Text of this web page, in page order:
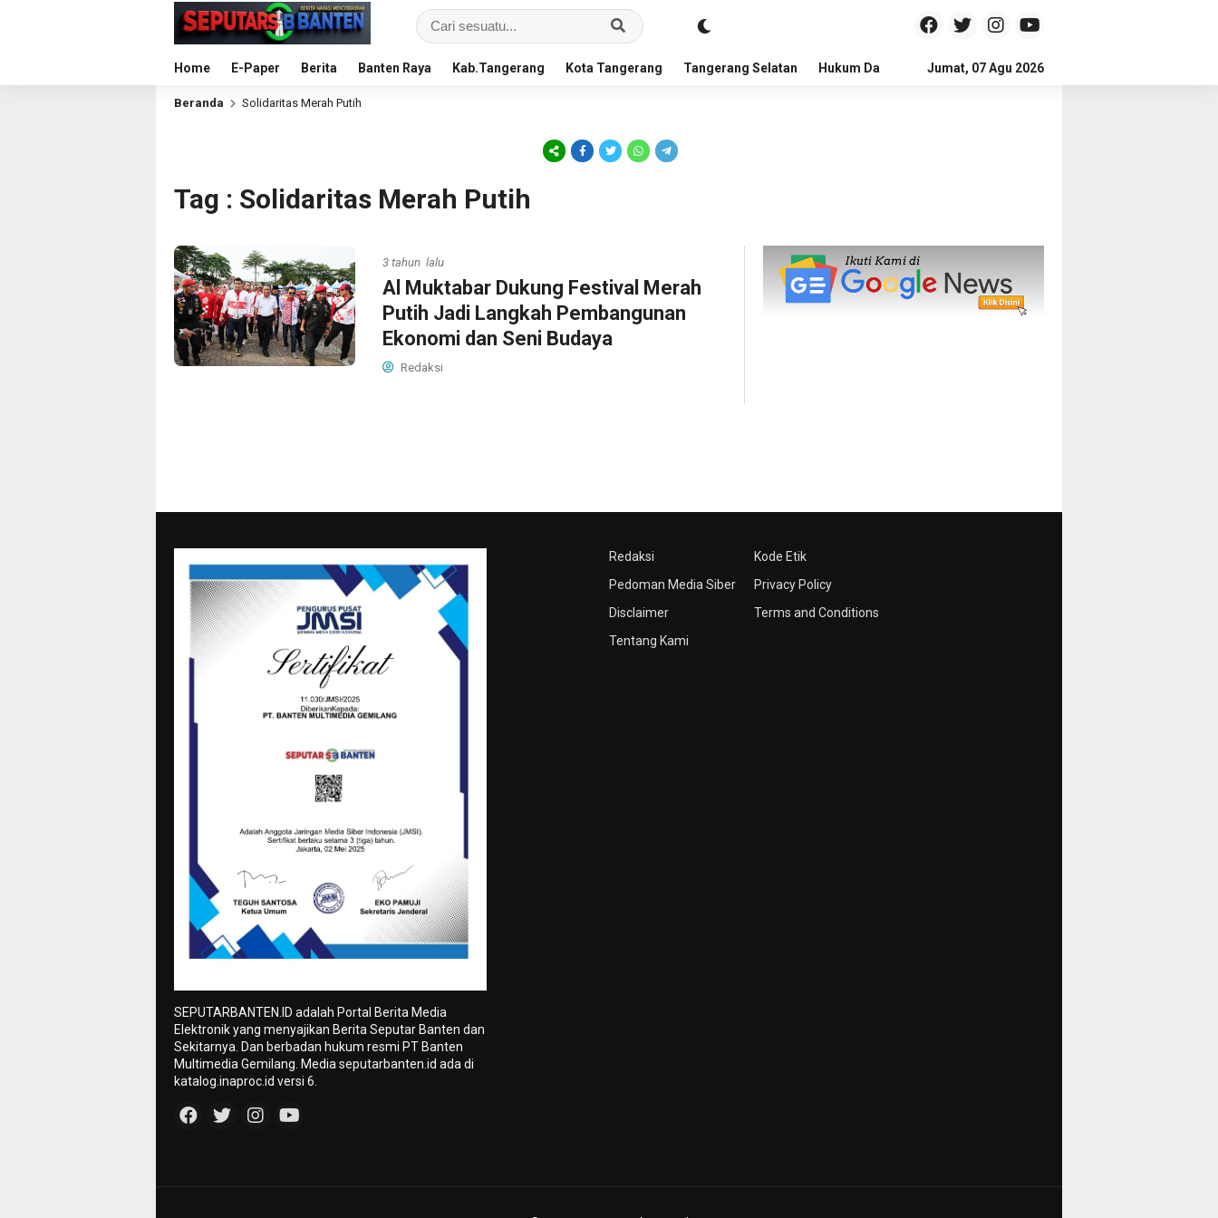
Home E-Paper Berita Banten Raya Kab.Tangerang Kota Tangerang Tangerang Selatan Hukum Dan Kriminal Politik Pendidikan
Jumat, 07 Agu 2026
Beranda Solidaritas Merah Putih
Tag : Solidaritas Merah Putih
3 tahun lalu
Al Muktabar Dukung Festival Merah
Putih Jadi Langkah Pembangunan
Ekonomi dan Seni Budaya
Redaksi
Redaksi
Pedoman Media Siber
Disclaimer
Tentang Kami
Kode Etik
Privacy Policy
Terms and Conditions
SEPUTARBANTEN.ID adalah Portal Berita Media
Elektronik yang menyajikan Berita Seputar Banten dan
Sekitarnya. Dan berbadan hukum resmi PT Banten
Multimedia Gemilang. Media seputarbanten.id ada di
katalog.inaproc.id versi 6.